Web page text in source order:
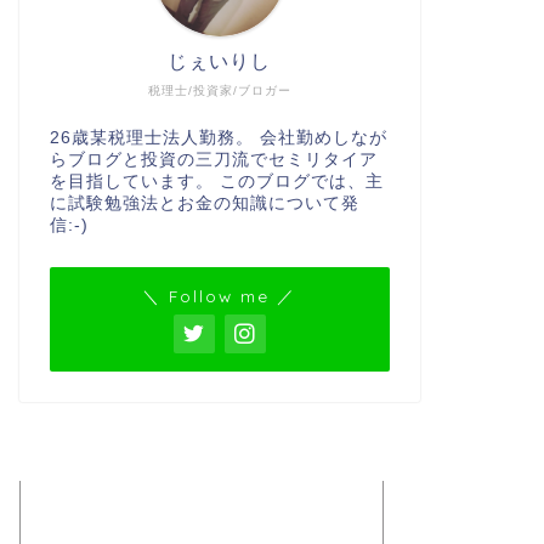
税理士/投資家/ブロガー
じぇいりし
26歳某税理士法人勤務。 会社勤めしなが
らブログと投資の三刀流でセミリタイア
を目指しています。 このブログでは、主
に試験勉強法とお金の知識について発
信:-)
＼ Follow me ／